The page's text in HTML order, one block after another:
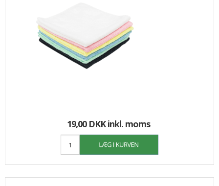
19,00 DKKinkl. moms